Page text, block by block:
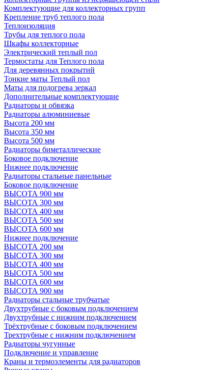
Комплектующие для коллекторных групп
Крепление труб теплого пола
Теплоизоляция
Трубы для теплого пола
Шкафы коллекторные
Электрический теплый пол
Термостаты для Теплого пола
Для деревянных покрытий
Тонкие маты Теплый пол
Маты для подогрева зеркал
Дополнительные комплектующие
Радиаторы и обвязка
Радиаторы алюминиевые
Высота 200 мм
Высота 350 мм
Высота 500 мм
Радиаторы биметаллические
Боковое подключение
Нижнее подключение
Радиаторы стальные панельные
Боковое подключение
ВЫСОТА 900 мм
ВЫСОТА 300 мм
ВЫСОТА 400 мм
ВЫСОТА 500 мм
ВЫСОТА 600 мм
Нижнее подключение
ВЫСОТА 200 мм
ВЫСОТА 300 мм
ВЫСОТА 400 мм
ВЫСОТА 500 мм
ВЫСОТА 600 мм
ВЫСОТА 900 мм
Радиаторы стальные трубчатые
Двухтрубные с боковым подключением
Двухтрубные с нижним подключением
Трёхтрубные с боковым подключением
Трехтрубные с нижним подключением
Радиаторы чугунные
Подключение и управление
Краны и термоэлементы для радиаторов